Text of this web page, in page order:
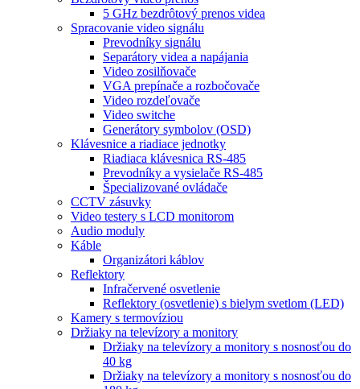
5 GHz bezdrôtový prenos videa
Spracovanie video signálu
Prevodníky signálu
Separátory videa a napájania
Video zosilňovače
VGA prepínače a rozbočovače
Video rozdeľovače
Video switche
Generátory symbolov (OSD)
Klávesnice a riadiace jednotky
Riadiaca klávesnica RS-485
Prevodníky a vysielače RS-485
Špecializované ovládače
CCTV zásuvky
Video testery s LCD monitorom
Audio moduly
Káble
Organizátori káblov
Reflektory
Infračervené osvetlenie
Reflektory (osvetlenie) s bielym svetlom (LED)
Kamery s termovíziou
Držiaky na televízory a monitory
Držiaky na televízory a monitory s nosnosťou do
40 kg
Držiaky na televízory a monitory s nosnosťou do